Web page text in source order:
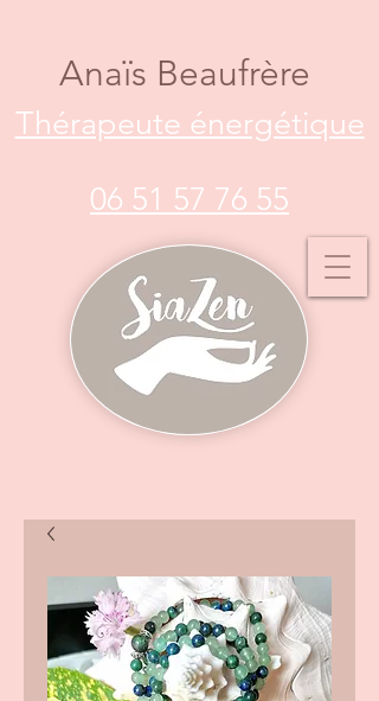
Anaïs Beaufrère
Thérapeute énergétique
06 51 57 76 55